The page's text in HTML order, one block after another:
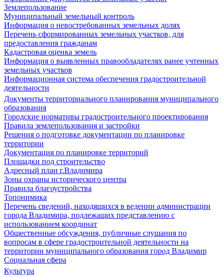
Землепользование
Муниципальный земельный контроль
Информация о невостребованных земельных долях
Перечень сформированных земельных участков, для
предоставления гражданам
Кадастровая оценка земель
Информация о выявленных правообладателях ранее учтенных
земельных участков
Информационная система обеспечения градостроительной
деятельности
Документы территориального планирования муниципального
образования
Городские нормативы градостроительного проектирования
Правила землепользования и застройки
Решения о подготовке документации по планировке
территории
Документация по планировке территорий
Площадки под строительство
Адресный план г.Владимира
Зоны охраны исторического центра
Правила благоустройства
Топонимика
Перечень сведений, находящихся в ведении администрации
города Владимира, подлежащих представлению с
использованием координат
Общественные обсуждения, публичные слушания по
вопросам в сфере градостроительной деятельности на
территории муниципального образования город Владимир
Социальная сфера
Культура